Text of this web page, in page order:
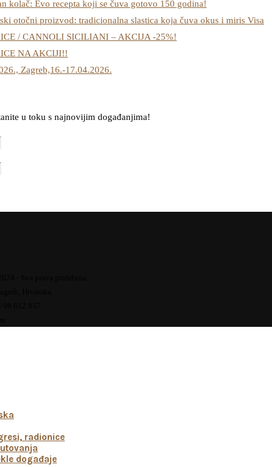
kolač: Evo recepta koji se čuva gotovo 150 godina!
otočni proizvod: tradicionalna slastica koja čuva okus i miris Visa
/ CANNOLI SICILIANI – AKCIJA -25%!
NA AKCIJI!!
Zagreb,16.-17.04.2026.
u toku s najnovijim događanjima!
radionice
događaje